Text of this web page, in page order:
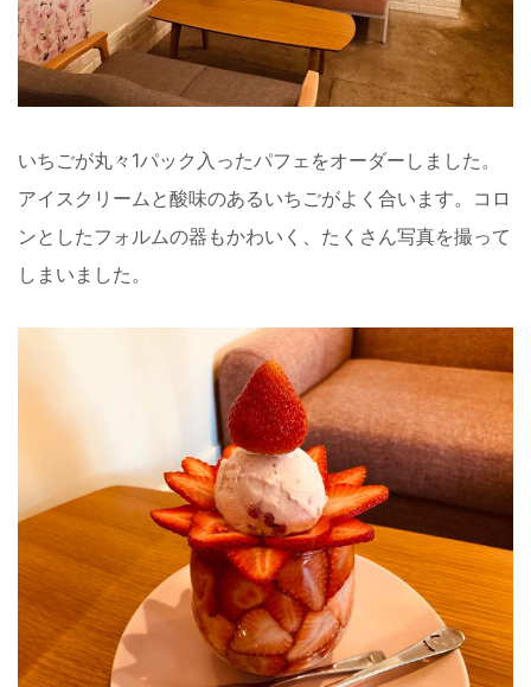
いちごが丸々1パック入ったパフェをオーダーしました。
アイスクリームと酸味のあるいちごがよく合います。コロ
ンとしたフォルムの器もかわいく、たくさん写真を撮って
しまいました。